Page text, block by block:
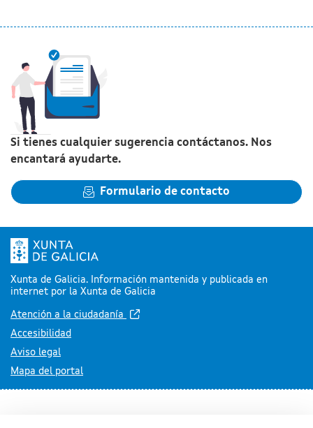
Si tienes cualquier sugerencia contáctanos. Nos
encantará ayudarte.
Formulario de contacto
Xunta de Galicia. Información mantenida y publicada en
internet por la Xunta de Galicia
Atención a la ciudadanía
Accesibilidad
Aviso legal
Mapa del portal